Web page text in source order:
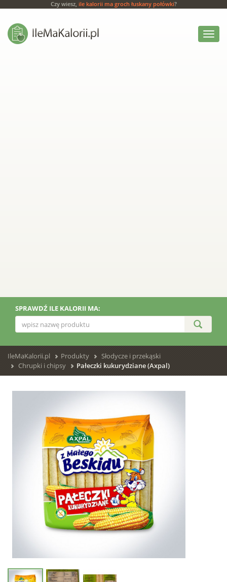
Czy wiesz, ile kalorii ma groch łuskany połówki?
Włącz
menu
SPRAWDŹ ILE KALORII MA:
IleMaKalorii.pl Produkty
Słodycze i przekąski
Chrupki i chipsy
Pałeczki kukurydziane (Axpal)